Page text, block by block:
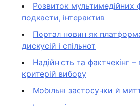
Розвиток мультимедійних
подкасти, інтерактив
Портал новин як
дискусій і спільнот
Надійність та фактчекінг –
критерій вибору
Мобільні застосунки й